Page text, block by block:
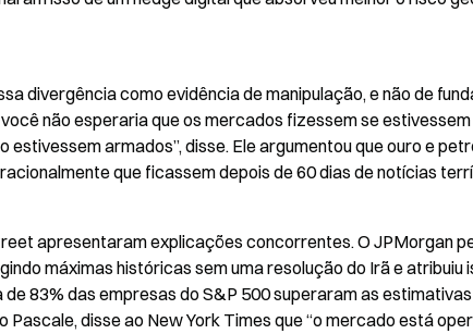
divergência como evidência de manipulação, e não de
não esperaria que os mercados fizessem se
estivessem armados”, disse. Ele argumentou que ouro e
que ficassem depois de 60 dias de notícias
apresentaram explicações concorrentes. O JPMorgan
máximas históricas sem uma resolução do Irã e atribuiu
83% das empresas do S&P 500 superaram as
Pascale, disse ao New York Times que “o mercado está